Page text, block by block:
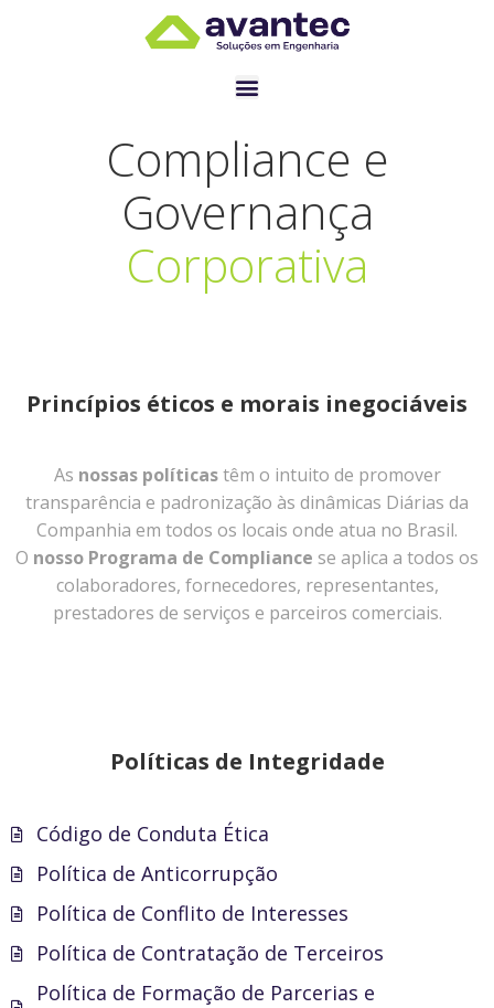
Compliance e
Governança
Corporativa
Princípios éticos e morais inegociáveis
As nossas políticastêm o intuito de promover
transparência e padronização às dinâmicas Diárias da
Companhia em todos os locais onde atua no Brasil.
O nosso Programa de Compliance se aplica a todos os
colaboradores, fornecedores, representantes,
prestadores de serviços e parceiros comerciais.
Políticas de Integridade
Código de Conduta Ética
Política de Anticorrupção
Política de Conflito de Interesses
Política de Contratação de Terceiros
Política de Formação de Parcerias e